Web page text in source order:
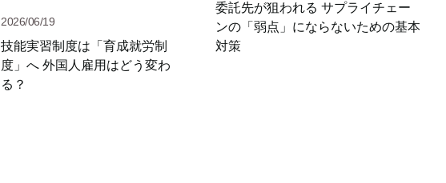
2026/06/19
技能実習制度は「育成就労制
度」へ 外国人雇用はどう変わ
る？
委託先が狙われる サプライチェー
ンの「弱点」にならないための基本
対策